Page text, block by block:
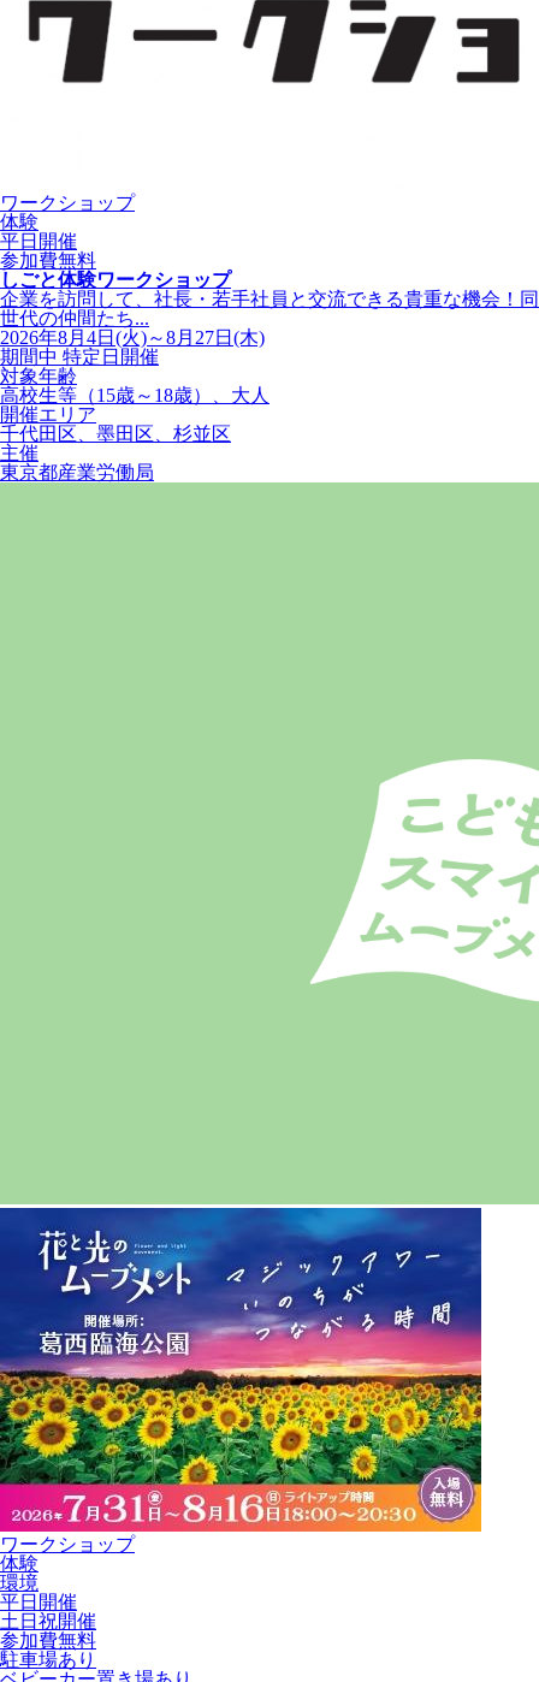
ワークショップ
体験
平日開催
参加費無料
しごと体験ワークショップ
企業を訪問して、社長・若手社員と交流できる貴重な機会！同
世代の仲間たち...
2026年8月4日(火)～8月27日(木)
期間中 特定日開催
対象年齢
高校生等（15歳～18歳）、大人
開催エリア
千代田区、墨田区、杉並区
主催
東京都産業労働局
ワークショップ
体験
環境
平日開催
土日祝開催
参加費無料
駐車場あり